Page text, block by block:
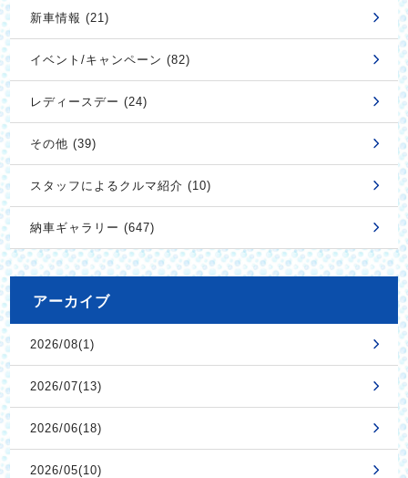
新車情報 (21)
イベント/キャンペーン (82)
レディースデー (24)
その他 (39)
スタッフによるクルマ紹介 (10)
納車ギャラリー (647)
アーカイブ
2026/08(1)
2026/07(13)
2026/06(18)
2026/05(10)